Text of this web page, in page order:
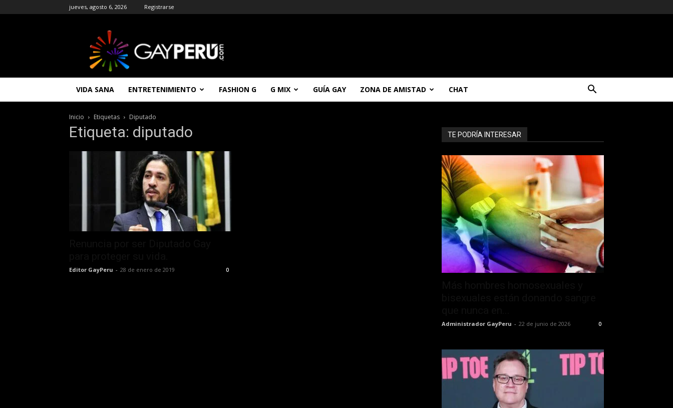
jueves, agosto 6, 2026 Registrarse
|
Entretenimiento
Noticias
Chat
Gay
Gratis
VIDA SANA ENTRETENIMIENTO FASHION G G MIX GUÍA GAY ZONA DE AMISTAD CHAT
Inicio Etiquetas Diputado
Etiqueta: diputado
Editor GayPeru - 28 de enero de 2019 0
TE PODRÍA INTERESAR
Administrador GayPeru - 22 de junio de 2026 0